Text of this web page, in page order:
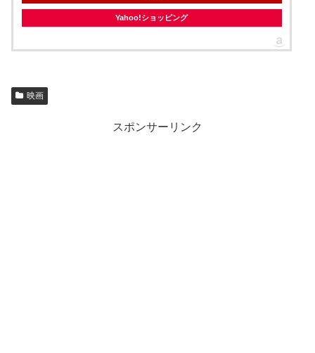
Yahoo!ショッピング
映画
スポンサーリンク